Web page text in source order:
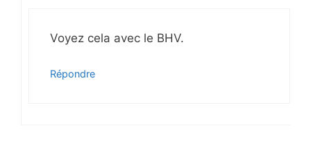
Voyez cela avec le BHV.
Répondre